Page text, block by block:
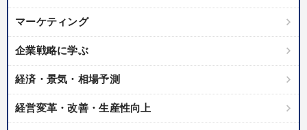
マーケティング
企業戦略に学ぶ
経済・景気・相場予測
経営変革・改善・生産性向上